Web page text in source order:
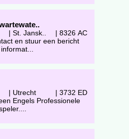
| St. Jansk.. | 8326 AC
en stuur een bericht
| Utrecht | 3732 ED
Engels Professionele